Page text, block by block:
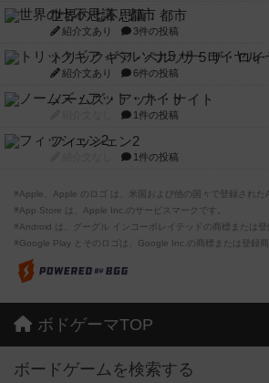
世界の七不思議：都市
紹介文あり 3件の投稿
トリックギア - ペルソナ5 ザ・ロイ
紹介文あり 6件の投稿
ノームズ・アット・ナイト
1件の投稿
フィッシェン2
1件の投稿
※Apple、Apple のロゴ は、米国および他の国々で登録された
※App Store は、Apple Inc.のサービスマークです。
※Android は、グーグル インコーポレイテッドの商標または登
※Google Play とそのロゴは、Google Inc.の商標または登録商
ボドゲーマTOP
ボードゲームを検索する